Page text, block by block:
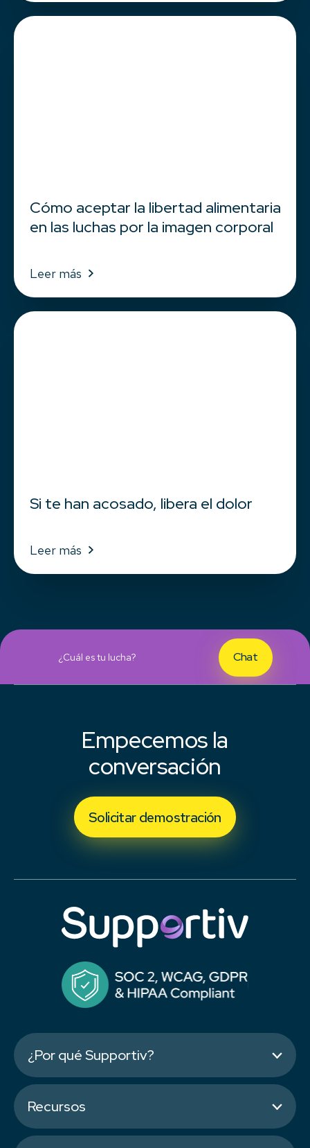
Cómo aceptar la libertad alimentaria
en las luchas por la imagen corporal
Leer más
Si te han acosado, libera el dolor
Leer más
¿Cuál es tu lucha? Chat
Empecemos la
conversación
Solicitar demostración
¿Por qué Supportiv?
Recursos